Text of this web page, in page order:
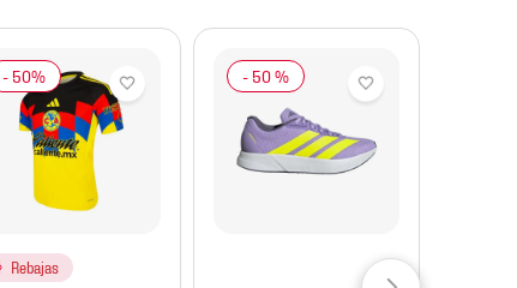
Rebajas
- 50 %